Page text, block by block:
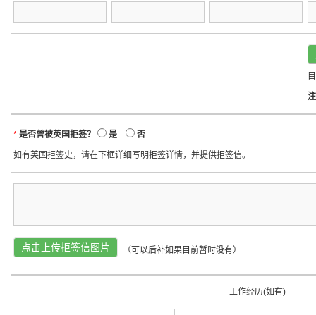
* 是否曾被英国拒签？ 是 否
如有英国拒签史，请在下框详细写明拒签详情，并提供拒签信。
点击上传拒签信图片 （可以后补如果目前暂时没有）
工作经历(如有)